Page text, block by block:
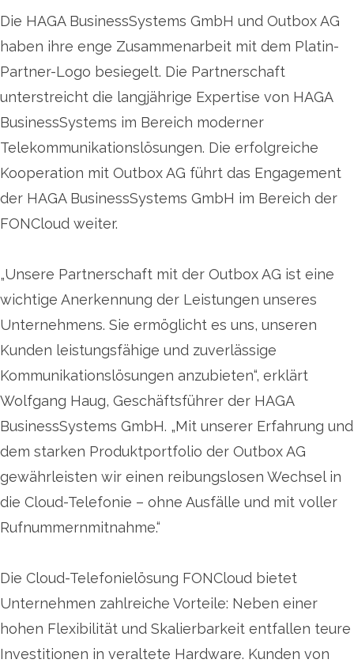
Die HAGA BusinessSystems GmbH und Outbox AG
haben ihre enge Zusammenarbeit mit dem Platin-
Partner-Logo besiegelt. Die Partnerschaft
unterstreicht die langjährige Expertise von HAGA
BusinessSystems im Bereich moderner
Telekommunikationslösungen. Die erfolgreiche
Kooperation mit Outbox AG führt das Engagement
der HAGA BusinessSystems GmbH im Bereich der
FONCloud weiter.
„Unsere Partnerschaft mit der Outbox AG ist eine
wichtige Anerkennung der Leistungen unseres
Unternehmens. Sie ermöglicht es uns, unseren
Kunden leistungsfähige und zuverlässige
Kommunikationslösungen anzubieten“, erklärt
Wolfgang Haug, Geschäftsführer der HAGA
BusinessSystems GmbH. „Mit unserer Erfahrung und
dem starken Produktportfolio der Outbox AG
gewährleisten wir einen reibungslosen Wechsel in
die Cloud-Telefonie – ohne Ausfälle und mit voller
Rufnummernmitnahme.“
Die Cloud-Telefonielösung FONCloud bietet
Unternehmen zahlreiche Vorteile: Neben einer
hohen Flexibilität und Skalierbarkeit entfallen teure
Investitionen in veraltete Hardware. Kunden von